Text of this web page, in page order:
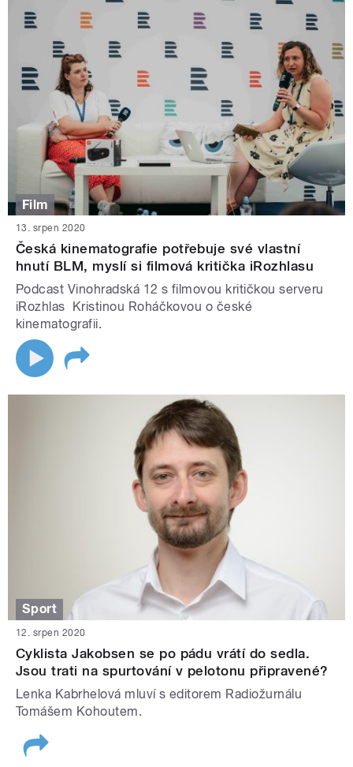
Film
13. srpen 2020
Česká kinematografie potřebuje své vlastní
hnutí BLM, myslí si filmová kritička iRozhlasu
Podcast Vinohradská 12 s filmovou kritičkou serveru
iRozhlas Kristinou Roháčkovou o české
kinematografii.
Sport
12. srpen 2020
Cyklista Jakobsen se po pádu vrátí do sedla.
Jsou trati na spurtování v pelotonu připravené?
Lenka Kabrhelová mluví s editorem Radiožurnálu
Tomášem Kohoutem.